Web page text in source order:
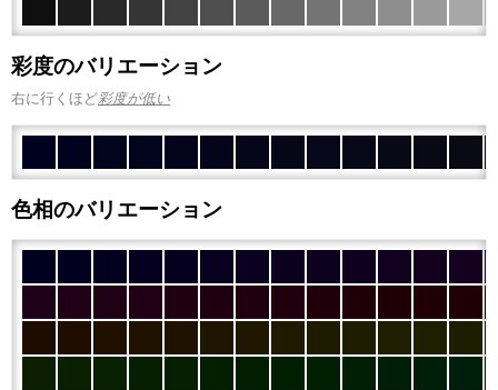
彩度のバリエーション
右に行くほど彩度が低い
色相のバリエーション